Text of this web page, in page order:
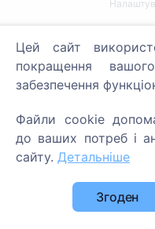
SIA
Цей сайт
покращення
забезпечення
Файли cookie
до ваших потреб і
сайту. Детальніше
Згоден